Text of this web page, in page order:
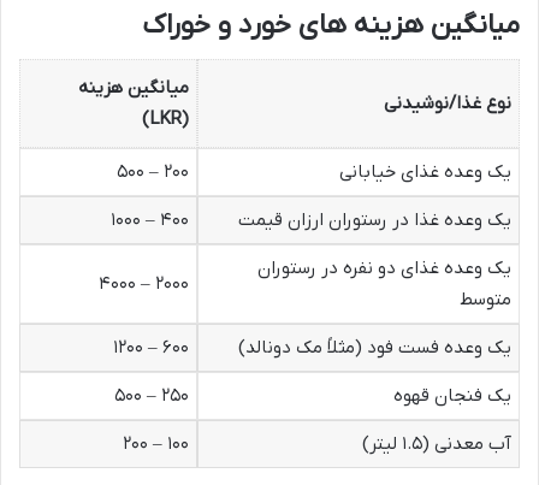
میانگین هزینه های خورد و خوراک
نوع غذا/نوشیدنی
میانگین هزینه
(LKR)
یک وعده غذای خیابانی
۲۰۰ – ۵۰۰
یک وعده غذا در رستوران ارزان قیمت
۴۰۰ – ۱۰۰۰
یک وعده غذای دو نفره در رستوران
متوسط
۲۰۰۰ – ۴۰۰۰
یک وعده فست فود (مثلاً مک دونالد)
۶۰۰ – ۱۲۰۰
یک فنجان قهوه
۲۵۰ – ۵۰۰
آب معدنی (۱.۵ لیتر)
۱۰۰ – ۲۰۰